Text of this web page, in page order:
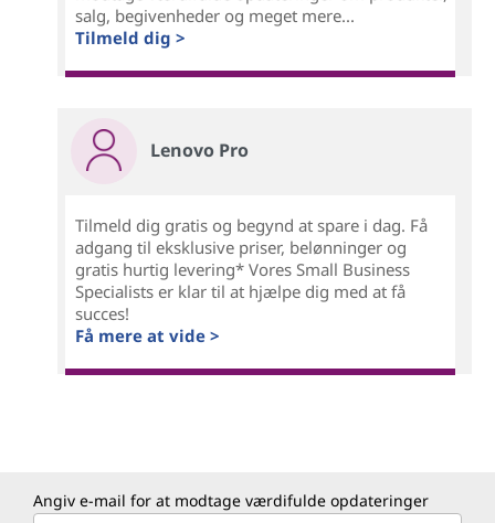
salg, begivenheder og meget mere...
Tilmeld dig >
Lenovo Pro
Tilmeld dig gratis og begynd at spare i dag. Få
adgang til eksklusive priser, belønninger og
gratis hurtig levering* Vores Small Business
Specialists er klar til at hjælpe dig med at få
succes!
Få mere at vide >
Angiv e-mail for at modtage værdifulde opdateringer